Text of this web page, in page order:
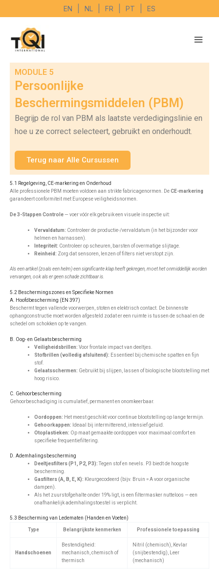
naar
inhoud
EN NL FR PT ES
MODULE 5
Persoonlijke
Beschermingsmiddelen (PBM)
Begrijp de rol van PBM als laatste verdedigingslinie en
hoe u ze correct selecteert, gebruikt en onderhoudt.
Terug naar Alle Cursussen
5.1 Regelgeving, CE-markering en Onderhoud
Alle professionele PBM moeten voldoen aan strikte fabricagenormen. DeCE-markering
garandeert conformiteit met Europese veiligheidsnormen.
De 3-Stappen Controle— voer vóór elk gebruik een visuele inspectie uit:
Vervaldatum: Controleer de productie-/vervaldatum (in het bijzonder voor
helmen en harnassen).
Integriteit: Controleer op scheuren, barsten of overmatige slijtage.
Reinheid: Zorg dat sensoren, lenzen of filters niet verstopt zijn.
Als een artikel (zoals een helm) een significante klap heeft gekregen, moet het onmiddellijk worden
vervangen, ook als er geen schade zichtbaar is.
5.2 Beschermingszones en Specifieke Normen
A. Hoofdbescherming (EN 397)
Beschermt tegen vallende voorwerpen, stoten en elektrisch contact. De binnenste
ophangconstructie moet worden afgesteld zodat er een ruimte is tussen de schaal en de
schedel om schokken op te vangen.
B. Oog- en Gelaatsbescherming
Veiligheidsbrillen: Voor frontale impact van deeltjes.
Stofbrillen (volledig afsluitend): Essentieel bij chemische spatten en fijn
stof.
Gelaatsschermen: Gebruikt bij slijpen, lassen of biologische blootstelling met
hoog risico.
C. Gehoorbescherming
Gehoorbeschadiging is cumulatief, permanent en onomkeerbaar.
Oordoppen: Het meest geschikt voor continue blootstelling op lange termijn.
Gehoorkappen: Ideaal bij intermitterend, intensief geluid.
Otoplastieken: Op maat gemaakte oordoppen voor maximaal comfort en
specifieke frequentiefiltering.
D. Ademhalingsbescherming
Deeltjesfilters (P1, P2, P3):Tegen stof en nevels. P3 biedt de hoogste
bescherming.
Gasfilters (A, B, E, K): Kleurgecodeerd (bijv. Bruin = A voor organische
dampen).
Als het zuurstofgehalte onder 19% ligt, is een filtermasker nutteloos — een
onafhankelijk ademhalingstoestel is verplicht.
5.3 Bescherming van Ledematen (Handen en Voeten)
Type Belangrijkste kenmerken Professionele toepassing
Handschoenen
Bestendigheid:
mechanisch, chemisch of
thermisch
Nitril (chemisch), Kevlar
(snijbestendig), Leer
(mechanisch)